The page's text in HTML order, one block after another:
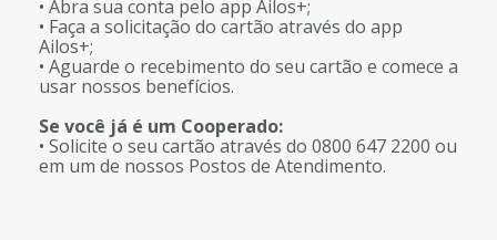
• Abra sua conta pelo app Ailos+;
• Faça a solicitação do cartão através do app
Ailos+;
• Aguarde o recebimento do seu cartão e comece a
usar nossos benefícios.
Se você já é um Cooperado:
• Solicite o seu cartão através do 0800 647 2200 ou
em um de nossos Postos de Atendimento.